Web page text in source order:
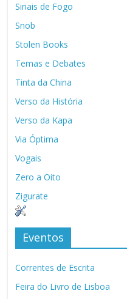
Sinais de Fogo
Snob
Stolen Books
Temas e Debates
Tinta da China
Verso da História
Verso da Kapa
Via Óptima
Vogais
Zero a Oito
Zigurate
Eventos
Correntes de Escrita
Feira do Livro de Lisboa